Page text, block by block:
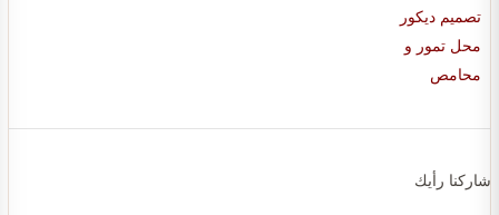
تصميم ديكور
محل تمور و
محامص
شاركنا رأيك